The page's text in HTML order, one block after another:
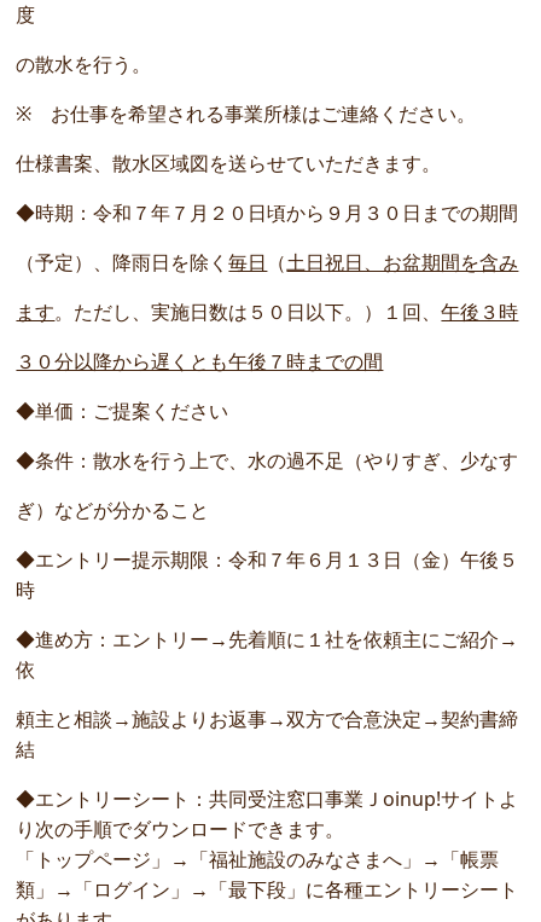
度
の散水を行う。
※ お仕事を希望される事業所様はご連絡ください。
仕様書案、散水区域図を送らせていただきます。
◆時期：令和７年７月２０日頃から９月３０日までの期間
（予定）、降雨日を除く毎日 （土日祝日、お盆期間を含み
ます。ただし、実施日数は５０日以下。）１回、午後３時
３０分以降から遅くとも午後７時までの間
◆単価：ご提案ください
◆条件：散水を行う上で、水の過不足（やりすぎ、少なす
ぎ）などが分かること
◆エントリー提示期限：令和７年６月１３日（金）午後５
時
◆進め方：エントリー→先着順に１社を依頼主にご紹介→
依
頼主と相談→施設よりお返事→双方で合意決定→契約書締
結
◆エントリーシート：共同受注窓口事業Ｊoinup!サイトよ
り次の手順でダウンロードできます。
「トップページ」→「福祉施設のみなさまへ」→「帳票
類」→「ログイン」→「最下段」に各種エントリーシート